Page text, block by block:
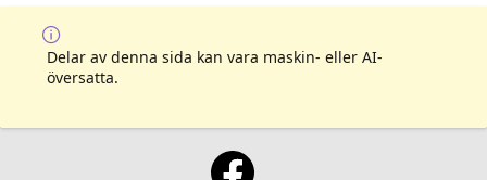
Delar av denna sida kan vara maskin- eller AI-
översatta.